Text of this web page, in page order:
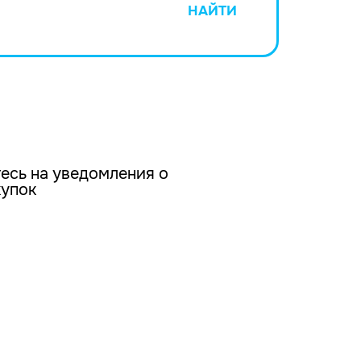
НАЙТИ
на уведомления о